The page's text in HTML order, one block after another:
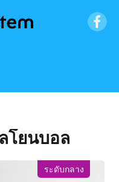
โยนบอล
ระดับกลาง